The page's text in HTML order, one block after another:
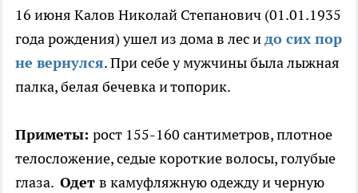
16 июня Калов Николай Степанович (01.01.1935
года рождения) ушел из дома в лес идо сих пор
не вернулся. При себе у мужчины была лыжная
палка, белая бечевка и топорик.
Приметы: рост 155-160 сантиметров, плотное
телосложение, седые короткие волосы, голубые
глаза. Одет в камуфляжную одежду и черную